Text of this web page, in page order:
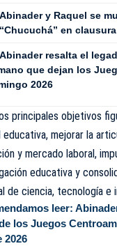
Abinader y Raquel se
en
Abinader resalta el
que dejan los
2026
principales objetivos
educativa, mejorar la
y mercado laboral,
educativa y
de ciencia, tecnología e
leer:
los Juegos
2026